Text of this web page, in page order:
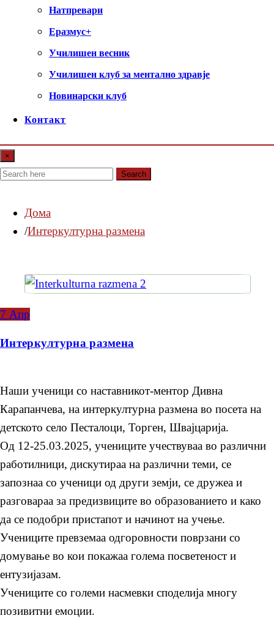
Натпревари
Еразмус+
Училишен весник
Училишен клуб за ментално здравје
Новинарски клуб
Контакт
×
Search
Дома
Интеркултурна размена
7 Апр
Интеркултурна размена
Наши ученици со наставникот-ментор Дивна
Карапанчева, на интеркултурна размена во посета на
детското село Песталоци, Торген, Швајцарија.
Од 12-25.03.2025, учениците учествуваа во различни
работилници, дискутираа на различни теми, се
запознаа со ученици од други земји, се дружеа и
разговараа за предизвиците во образованието и како
да се подобри пристапот и начинот на учење.
Учениците превземаа одгоровности поврзани со
домување во кои покажаа голема посветеност и
ентузијазам.
Учениците со големи насмевки споделија многу
позивитни емоции.